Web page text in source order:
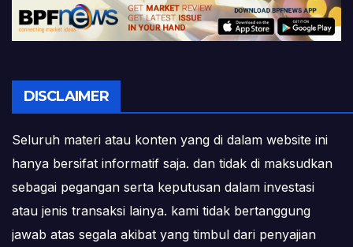
DISCLAIMER
Seluruh materi atau konten yang di dalam website ini
hanya bersifat informatif saja. dan tidak di maksudkan
sebagai pegangan serta keputusan dalam investasi
atau jenis transaksi lainya. kami tidak bertanggung
jawab atas segala akibat yang timbul dari penyajian